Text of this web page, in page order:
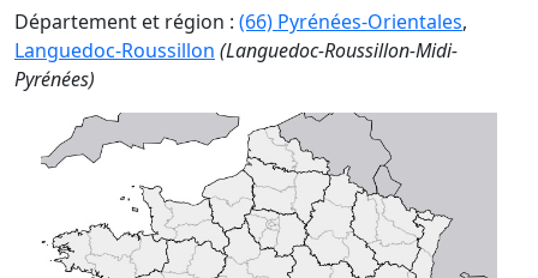
Département et région : (66) Pyrénées-Orientales,
Languedoc-Roussillon (Languedoc-Roussillon-Midi-
Pyrénées)